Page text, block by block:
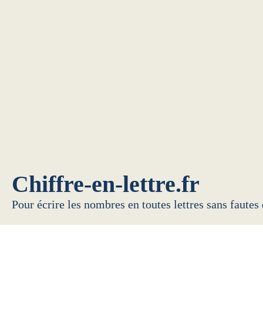
Chiffre-en-lettre.fr
Pour écrire les nombres en toutes lettres sans